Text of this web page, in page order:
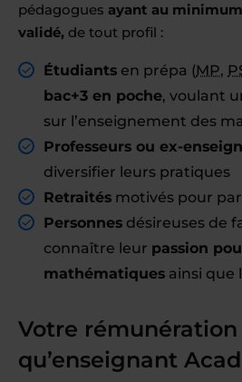
pédagogues ayant au
validé, de tout profil :
Étudiants en prépa (MP,
bac+3 en poche, voulant
sur l’enseignement des
Professeurs ou ex-
diversifier leurs pratiques
Retraités motivés pour
Personnes désireuses de
connaître leur passion
mathématiques ainsi que
Votre
qu’enseignant